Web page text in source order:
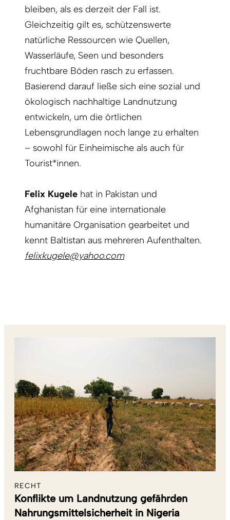
bleiben, als es derzeit der Fall ist.
Gleichzeitig gilt es, schützenswerte
natürliche Ressourcen wie Quellen,
Wasserläufe, Seen und besonders
fruchtbare Böden rasch zu erfassen.
Basierend darauf ließe sich eine sozial und
ökologisch nachhaltige Landnutzung
entwickeln, um die örtlichen
Lebensgrundlagen noch lange zu erhalten
– sowohl für Einheimische als auch für
Tourist*innen.
Felix Kugele hat in Pakistan und
Afghanistan für eine internationale
humanitäre Organisation gearbeitet und
kennt Baltistan aus mehreren Aufenthalten.
felixkugele@yahoo.com
RECHT
Konflikte um Landnutzung gefährden
Nahrungsmittelsicherheit in Nigeria